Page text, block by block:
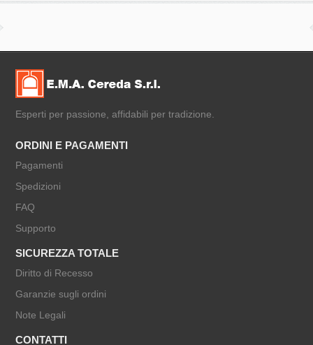
Esperti per passione, affidabili per tradizione.
ORDINI E PAGAMENTI
Pagamenti
Spedizioni
FAQ
Supporto
SICUREZZA TOTALE
Diritto di Recesso
Garanzie sugli ordini
Note Legali
CONTATTI